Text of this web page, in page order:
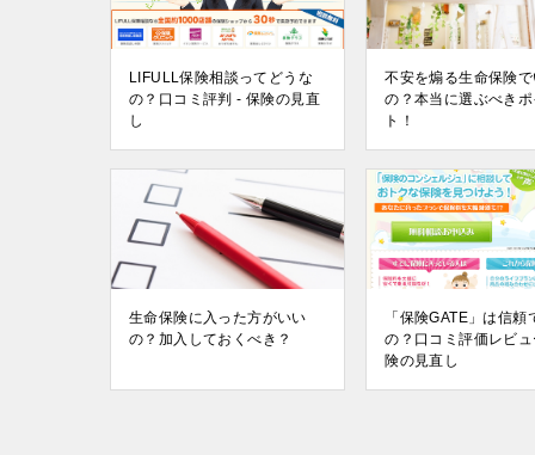
LIFULL保険相談ってどうな
の？口コミ評判 - 保険の見直
し
不安を煽る生命保険
の？本当に選ぶべき
ト！
生命保険に入った方がいい
の？加入しておくべき？
「保険GATE」は信頼
の？口コミ評価レビ
険の見直し